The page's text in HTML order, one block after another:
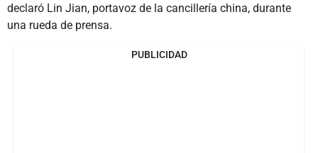
declaró Lin Jian, portavoz de la cancillería china, durante
una rueda de prensa.
PUBLICIDAD